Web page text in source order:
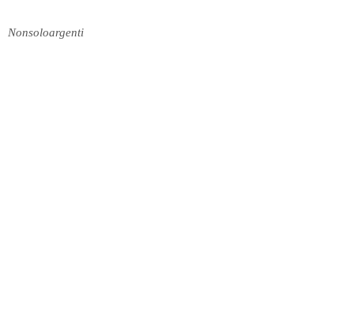
Nonsoloargenti